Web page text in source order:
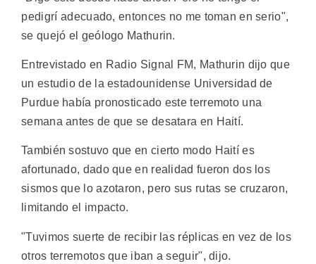
pedigrí adecuado, entonces no me toman en serio",
se quejó el geólogo Mathurin.
Entrevistado en Radio Signal FM, Mathurin dijo que
un estudio de la estadounidense Universidad de
Purdue había pronosticado este terremoto una
semana antes de que se desatara en Haití.
También sostuvo que en cierto modo Haití es
afortunado, dado que en realidad fueron dos los
sismos que lo azotaron, pero sus rutas se cruzaron,
limitando el impacto.
"Tuvimos suerte de recibir las réplicas en vez de los
otros terremotos que iban a seguir", dijo.